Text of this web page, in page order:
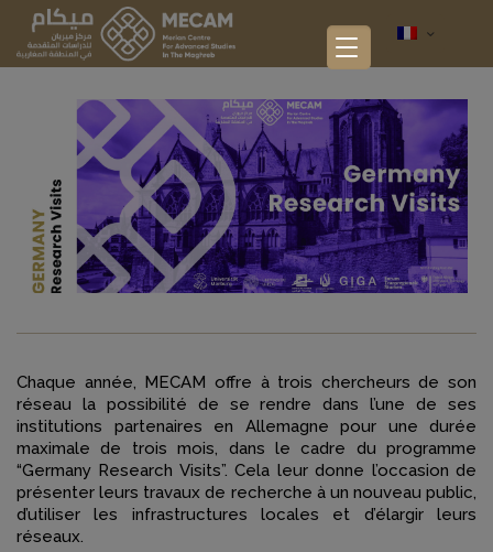
Chaque année, MECAM offre à trois chercheurs de son
réseau la possibilité de se rendre dans l’une de ses
institutions partenaires en Allemagne pour une durée
maximale de trois mois, dans le cadre du programme
“Germany Research Visits”. Cela leur donne l’occasion de
présenter leurs travaux de recherche à un nouveau public,
d’utiliser les infrastructures locales et d’élargir leurs
réseaux.